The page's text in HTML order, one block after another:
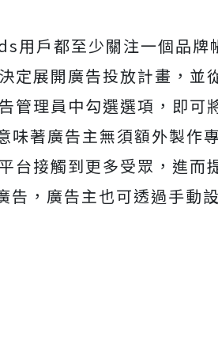
用戶都至少關注一個品牌
定展開廣告投放計畫，並
管理員中勾選選項，即可
著廣告主無須額外製作
台接觸到更多受眾，進而
，廣告主也可透過手動